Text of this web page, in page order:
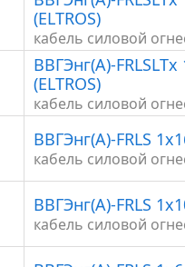
(ELTROS)
кабель силовой
ВВГЭнг(А)-
(ELTROS)
кабель силовой
ВВГЭнг(А)-FRLS
кабель силовой
ВВГЭнг(А)-FRLS
кабель силовой